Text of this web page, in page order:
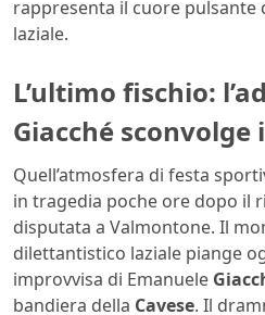
rappresenta il cuore pulsante
laziale.
L’ultimo fischio:
Giacché sconvolge
Quell’atmosfera di festa
in tragedia poche ore dopo il
disputata a Valmontone. Il
dilettantistico laziale piange
improvvisa di Emanuele
bandiera della Cavese. Il